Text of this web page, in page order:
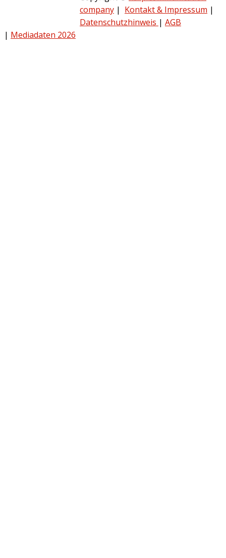
company | Kontakt & Impressum |
Datenschutzhinweis | AGB
| Mediadaten 2026